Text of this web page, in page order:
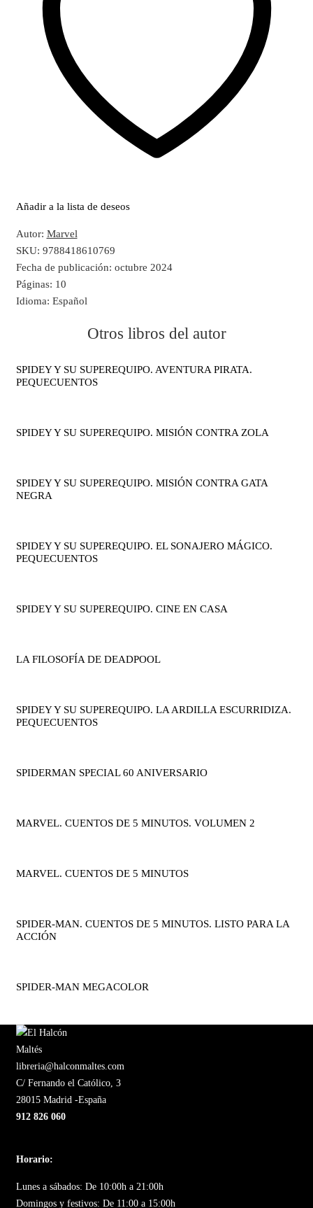
Añadir a la lista de deseos
Autor: Marvel
SKU: 9788418610769
Fecha de publicación: octubre 2024
Páginas: 10
Idioma: Español
Otros libros del autor
SPIDEY Y SU SUPEREQUIPO. AVENTURA PIRATA.
PEQUECUENTOS
SPIDEY Y SU SUPEREQUIPO. MISIÓN CONTRA ZOLA
SPIDEY Y SU SUPEREQUIPO. MISIÓN CONTRA GATA
NEGRA
SPIDEY Y SU SUPEREQUIPO. EL SONAJERO MÁGICO.
PEQUECUENTOS
SPIDEY Y SU SUPEREQUIPO. CINE EN CASA
LA FILOSOFÍA DE DEADPOOL
SPIDEY Y SU SUPEREQUIPO. LA ARDILLA ESCURRIDIZA.
PEQUECUENTOS
SPIDERMAN SPECIAL 60 ANIVERSARIO
MARVEL. CUENTOS DE 5 MINUTOS. VOLUMEN 2
MARVEL. CUENTOS DE 5 MINUTOS
SPIDER-MAN. CUENTOS DE 5 MINUTOS. LISTO PARA LA
ACCIÓN
SPIDER-MAN MEGACOLOR
libreria@halconmaltes.com
C/ Fernando el Católico, 3
28015 Madrid -España
912 826 060
Horario:
Lunes a sábados: De 10:00h a 21:00h
Domingos y festivos: De 11:00 a 15:00h